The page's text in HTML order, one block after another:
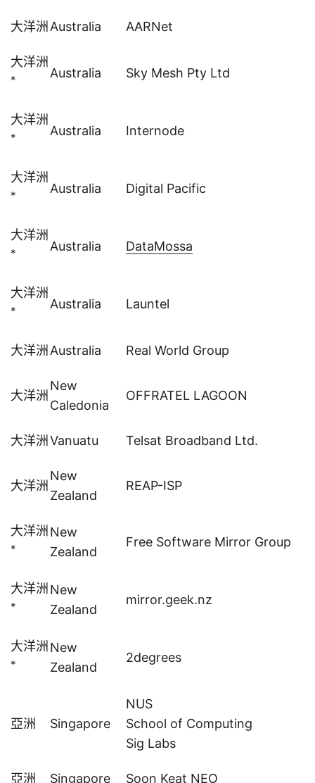
大洋洲 Australia AARNet
大洋洲
* Australia Sky Mesh Pty Ltd
大洋洲
* Australia Internode
大洋洲
* Australia Digital Pacific
大洋洲
* Australia DataMossa
大洋洲
* Australia Launtel
大洋洲 Australia Real World Group
大洋洲
New
Caledonia
OFFRATEL LAGOON
大洋洲 Vanuatu Telsat Broadband Ltd.
大洋洲
New
Zealand
REAP-ISP
大洋洲
*
New
Zealand
Free Software Mirror Group
大洋洲
*
New
Zealand
mirror.geek.nz
大洋洲
*
New
Zealand
2degrees
亞洲 Singapore
NUS
School of Computing
Sig Labs
亞洲 Singapore Soon Keat NEO